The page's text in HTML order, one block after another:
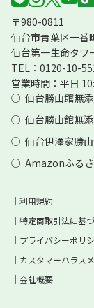
〒980-0811
仙台市青葉区一番
仙台第一生命タワ
TEL：0120-10-
営業時間：平日
仙台勝山館無
仙台勝山館無
仙台伊澤家勝
Amazonふる
利用規約
特定商取引法に基
プライバシーポリ
カスタマーハラス
会社概要